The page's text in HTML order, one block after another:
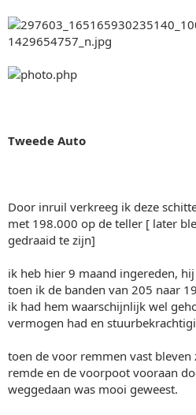
Tweede Auto
Door inruil verkreeg ik deze
met 198.000 op de teller [ later
gedraaid te zijn]
ik heb hier 9 maand ingereden,
toen ik de banden van 205 naar
ik had hem waarschijnlijk wel
vermogen had en
toen de voor remmen vast bleven
remde en de voorpoot vooraan
weggedaan was mooi geweest.